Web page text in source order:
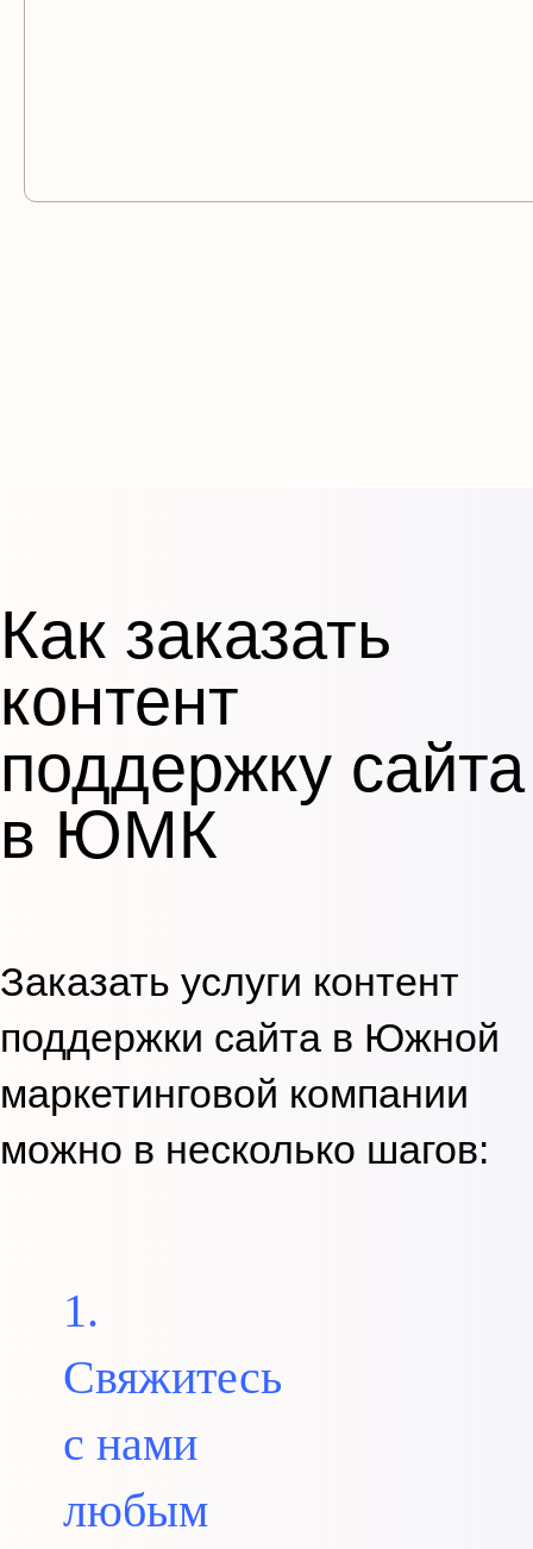
Как заказать
контент
поддержку сайта
в ЮМК
Заказать услуги контент
поддержки сайта в Южной
маркетинговой компании
можно в несколько шагов:
1.
Свяжитесь
с нами
любым